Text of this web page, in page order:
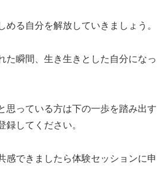
める自分を解放していきましょう。
た瞬間、生き生きとした自分になっ
思っている方は下の一歩を踏み出す
録してください。
感できましたら体験セッションに申